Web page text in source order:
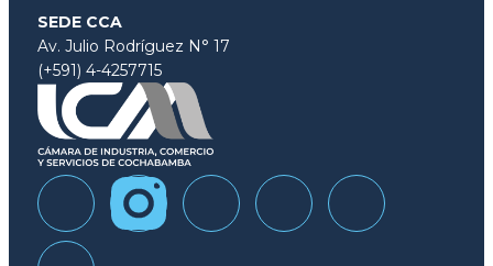
SEDE CCA
Av. Julio Rodríguez N° 17
(+591) 4-4257715